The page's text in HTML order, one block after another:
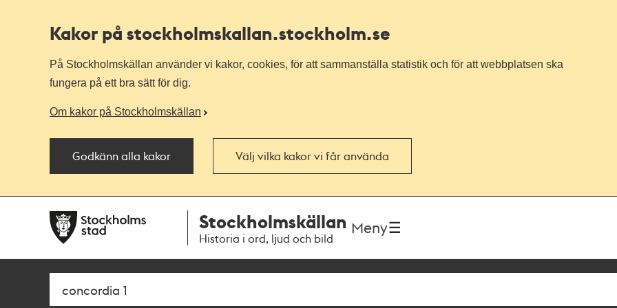
Kakor på stockholmskallan.stockholm.se
På Stockholmskällan använder vi kakor, cookies, för att sammanställa statistik och för att webbplatsen ska
fungera på ett bra sätt för dig.
Om kakor på Stockholmskällan
Godkänn alla kakor Välj vilka kakor vi får använda
navigationen
huvudinnehållet
Stockholmskällan
Historia i ord, ljud och bild
Meny
Sök